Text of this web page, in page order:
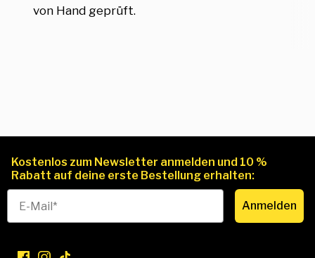
von Hand geprüft.
Kostenlos zum Newsletter anmelden und 10 %
Rabatt auf deine erste Bestellung erhalten:
Anmelden